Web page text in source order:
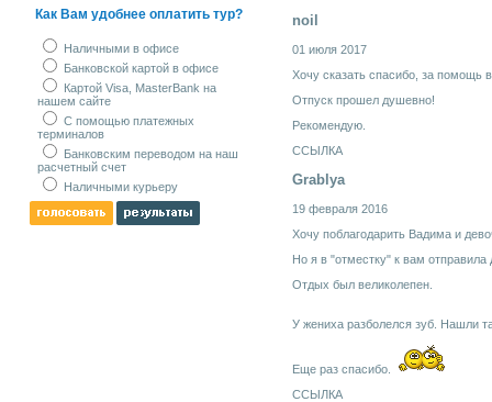
Как Вам удобнее оплатить тур?
Наличными в офисе
Банковской картой в офисе
Картой Visa, MasterBank на
нашем сайте
С помощью платежных
терминалов
Банковским переводом на наш
расчетный счет
Наличными курьеру
noil
01 июля 2017
Хочу сказать спасибо, за помощь
Отпуск прошел душевно!
Рекомендую.
ССЫЛКА
Grablya
19 февраля 2016
Хочу поблагодарить Вадима и
Но я в "отместку" к вам отправила
Отдых был великолепен.
У жениха разболелся зуб. Нашли
Еще раз спасибо.
ССЫЛКА